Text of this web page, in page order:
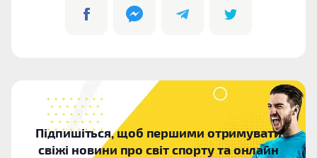
Підпишіться, щоб першими отримувати
свіжі новини про світ спорту та онлайн